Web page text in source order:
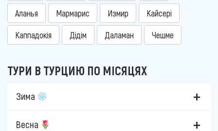
Аланья Мармарис Измир Кайсері
Каппадокія Дідім Даламан Чешме
ТУРИ В ТУРЦИЮ ПО МІСЯЦЯХ
Зима
Весна